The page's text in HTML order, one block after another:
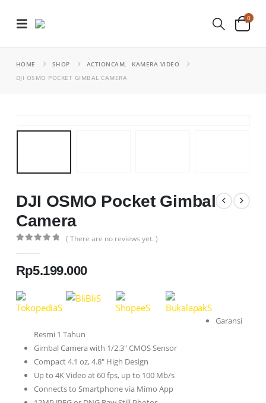
0
HOME SHOP ACTIONCAM,
KAMERA VIDEO
DJI OSMO POCKET GIMBAL CAMERA
DJI OSMO Pocket Gimbal
Camera
( There are no reviews yet. )
Rp5.199.000
Garansi
Resmi 1 Tahun
Gimbal Camera with 1/2.3″ CMOS Sensor
Compact 4.1 oz, 4.8″ High Design
Up to 4K Video at 60 fps, up to 100 Mb/s
Connects to Smartphone via Mimo App